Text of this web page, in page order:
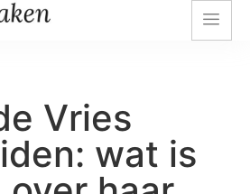
Vries
wat is